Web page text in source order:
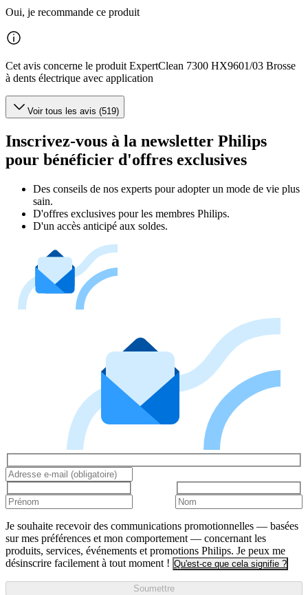
Oui, je recommande ce produit
Cet avis concerne le produit ExpertClean 7300 HX9601/03 Brosse
à dents électrique avec application
Voir tous les avis (519)
Inscrivez-vous à la newsletter Philips
pour bénéficier d'offres exclusives
Des conseils de nos experts pour adopter un mode de vie plus
sain.
D'offres exclusives pour les membres Philips.
D'un accès anticipé aux soldes.
Je souhaite recevoir des communications promotionnelles — basées
sur mes préférences et mon comportement — concernant les
produits, services, événements et promotions Philips. Je peux me
désinscrire facilement à tout moment ! Qu'est-ce que cela signifie ?
Soumettre